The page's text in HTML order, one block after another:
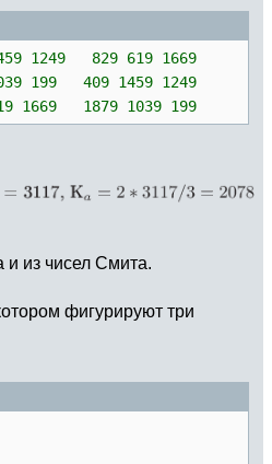
1249 829 619 1669
199 409 1459 1249
1669 1879 1039 199
и из чисел Смита.
фигурируют три